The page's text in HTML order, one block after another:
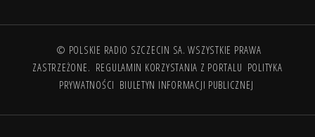
© POLSKIE RADIO SZCZECIN SA. WSZYSTKIE PRAWA
ZASTRZEŻONE. REGULAMIN KORZYSTANIA Z PORTALU POLITYKA
PRYWATNOŚCI BIULETYN INFORMACJI PUBLICZNEJ